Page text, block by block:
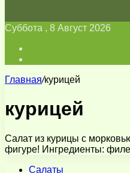
Суббота , 8 Август 2026
Главная/курицей
курицей
Салат из курицы с
фигуре! Ингредиенты:
Салаты